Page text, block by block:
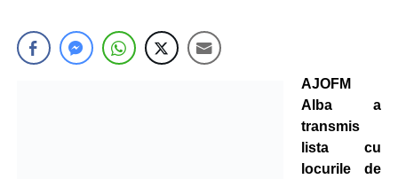
AJOFM
Alba a
transmis
lista cu
locurile de